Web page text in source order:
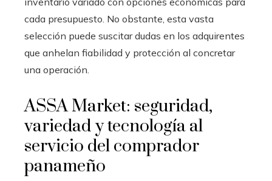
cada presupuesto. No obstante, esta vasta
selección puede suscitar dudas en los adquirentes
que anhelan fiabilidad y protección al concretar
una operación.
ASSA Market: seguridad,
variedad y tecnología al
servicio del comprador
panameño